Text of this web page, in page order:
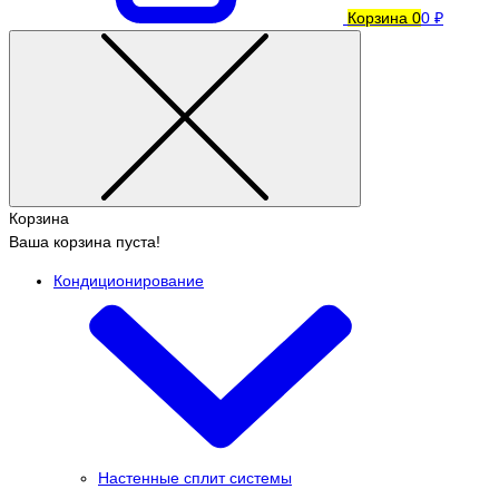
Корзина 00 ₽
Корзина
Ваша корзина пуста!
Кондиционирование
Настенные сплит системы